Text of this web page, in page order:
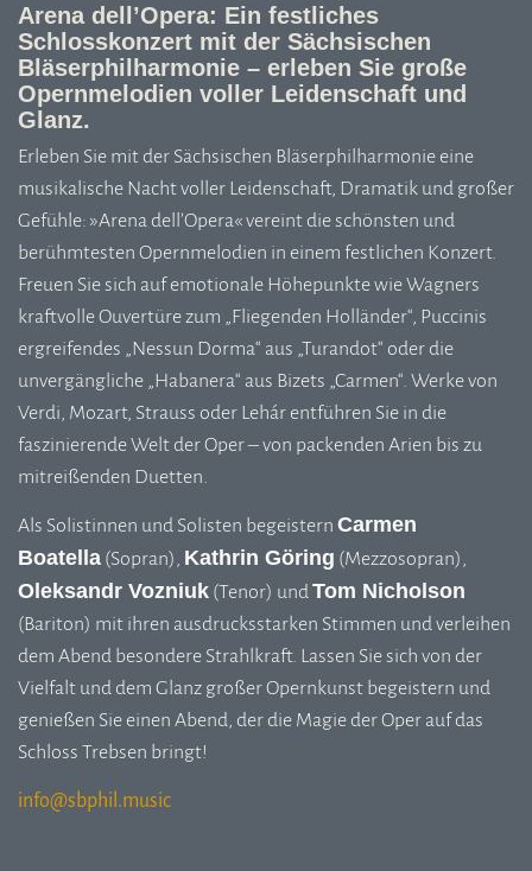
Arena dell’Opera: Ein festliches
Schlosskonzert mit der Sächsischen
Bläserphilharmonie – erleben Sie große
Opernmelodien voller Leidenschaft und
Glanz.
Erleben Sie mit der Sächsischen Bläserphilharmonie eine
musikalische Nacht voller Leidenschaft, Dramatik und großer
Gefühle: »Arena dell’Opera« vereint die schönsten und
berühmtesten Opernmelodien in einem festlichen Konzert.
Freuen Sie sich auf emotionale Höhepunkte wie Wagners
kraftvolle Ouvertüre zum „Fliegenden Holländer“, Puccinis
ergreifendes „Nessun Dorma“ aus „Turandot“ oder die
unvergängliche „Habanera“ aus Bizets „Carmen“. Werke von
Verdi, Mozart, Strauss oder Lehár entführen Sie in die
faszinierende Welt der Oper – von packenden Arien bis zu
mitreißenden Duetten.
Als Solistinnen und Solisten begeistern Carmen
Boatella (Sopran), Kathrin Göring (Mezzosopran),
Oleksandr Vozniuk (Tenor) undTom Nicholson
(Bariton) mit ihren ausdrucksstarken Stimmen und verleihen
dem Abend besondere Strahlkraft. Lassen Sie sich von der
Vielfalt und dem Glanz großer Opernkunst begeistern und
genießen Sie einen Abend, der die Magie der Oper auf das
Schloss Trebsen bringt!